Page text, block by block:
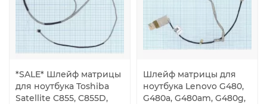
*SALE* Шлейф матрицы
для ноутбука Toshiba
Satellite C855, C855D,
Шлейф матрицы для
ноутбука Lenovo G480,
G480a, G480am, G480g,